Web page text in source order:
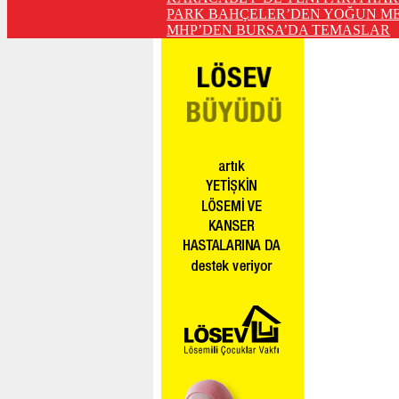
PARK BAHÇELER’DEN YOĞUN
MHP’DEN BURSA’DA TEMASLAR